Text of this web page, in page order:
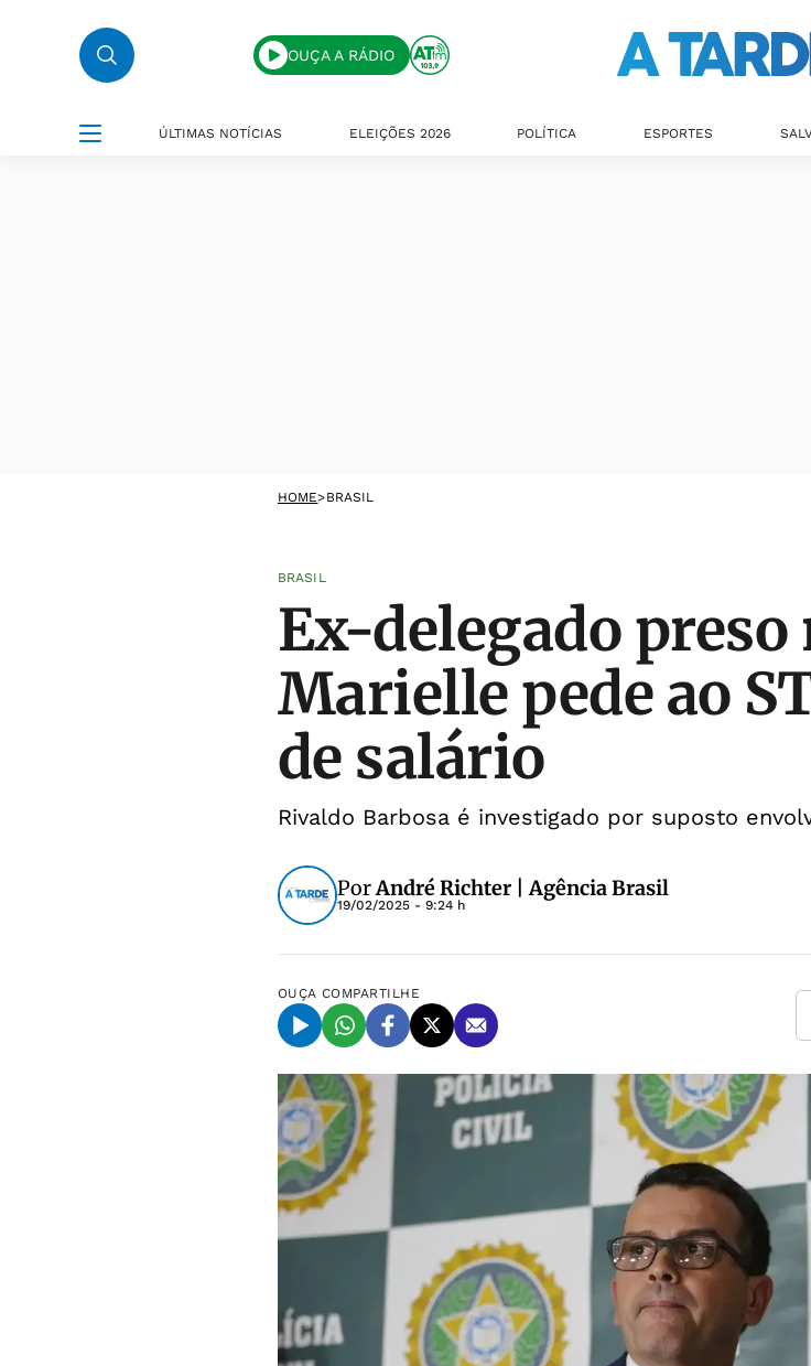
OUÇA A RÁDIO
ÚLTIMAS NOTÍCIAS ELEIÇÕES 2026 POLÍTICA ESPORTES
HOME>BRASIL
BRASIL
Ex-delegado preso
Marielle pede ao
de salário
Rivaldo Barbosa é investigado por suposto
PorAndré Richter | Agência Brasil
19/02/2025 - 9:24 h
OUÇA COMPARTILHE